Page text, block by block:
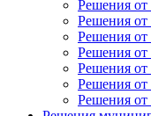
Решения от
Решения от
Решения от
Решения от
Решения от
Решения от
Решения от